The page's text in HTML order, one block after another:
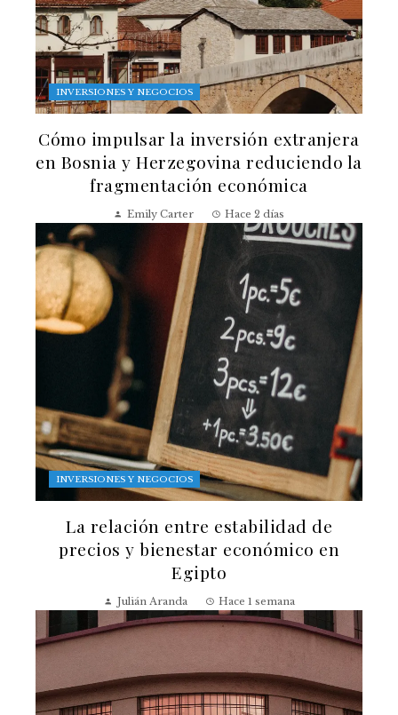
INVERSIONES Y NEGOCIOS
Cómo impulsar la inversión extranjera
en Bosnia y Herzegovina reduciendo la
fragmentación económica
Emily Carter Hace 2 días
INVERSIONES Y NEGOCIOS
La relación entre estabilidad de
precios y bienestar económico en
Egipto
Julián Aranda Hace 1 semana